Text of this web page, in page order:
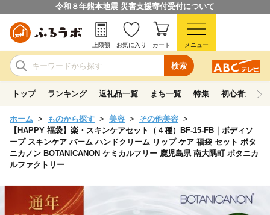
令和８年熊本地震 災害支援寄付受付について
検索
上限額 お気に入り カート メニュー
トップ ランキング 返礼品一覧 まち一覧 特集 初心者ガイド
ホーム ものから探す 美容
その他美容
【HAPPY 福袋】楽・スキンケアセット（４種）BF-15-FB｜ボディソ
ープ スキンケア バーム ハンドクリーム リップ ケア 福袋 セット ボタ
ニカノン BOTANICANON ケミカルフリー 鹿児島県 南大隅町 ボタニカ
ルファクトリー